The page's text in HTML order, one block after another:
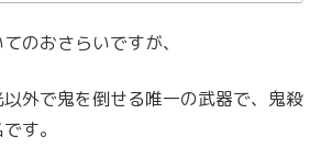
のおさらいですが、
外で鬼を倒せる唯一の武器で、鬼殺
す。